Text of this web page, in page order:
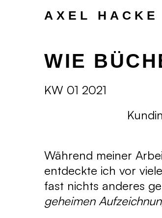
AXEL HACKE
WIE
KW 01 2021
Während meiner
entdeckte ich vor
fast nichts anderes
geheimen